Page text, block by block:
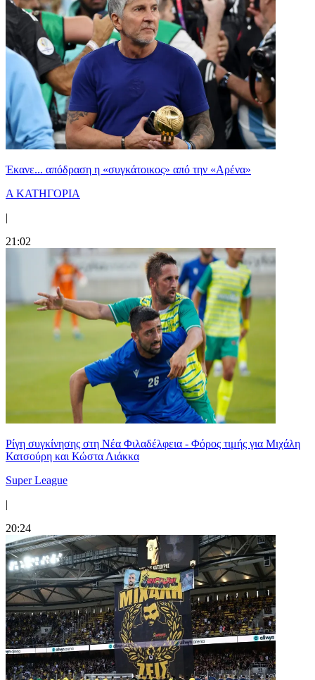
Έκανε... απόδραση η «συγκάτοικος» από την «Αρένα»
Α ΚΑΤΗΓΟΡΙΑ
|
21:02
Ρίγη συγκίνησης στη Νέα Φιλαδέλφεια - Φόρος τιμής για Μιχάλη
Κατσούρη και Κώστα Λιάκκα
Super League
|
20:24